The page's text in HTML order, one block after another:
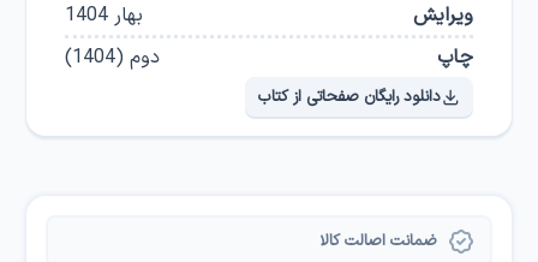
ویرایش
بهار 1404
چاپ
دوم(
1404
)
دانلود رایگان صفحاتی از کتاب
ضمانت اصالت کالا